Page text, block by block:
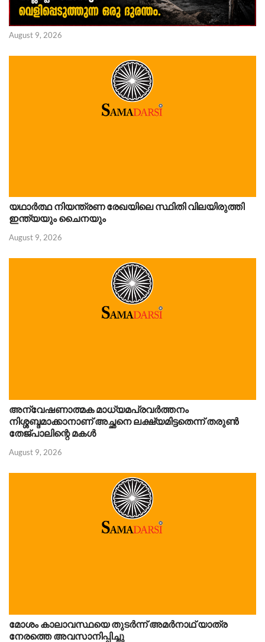
August 9, 2026
യഥാർത്ഥ നിയന്ത്രണ രേഖയിലെ സ്ഥിതി വിലയിരുത്തി
ഇന്ത്യയും ചൈനയും
August 9, 2026
അന്വേഷണാത്മക മാധ്യമപ്രവർത്തനം
നിശ്ശബ്ദമാക്കാനാണ് അച്ഛനെ ലക്ഷ്യമിട്ടതെന്ന് തരുണ്‍
തേജ്പാലിന്റെ മകൾ
August 9, 2026
മോശം കാലാവസ്ഥയെ തുടർന്ന് അമർനാഥ് യാത്ര
നേരത്തെ അവസാനിപ്പിച്ചു